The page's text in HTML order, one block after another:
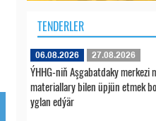
TENDERLER
06.08.2026 27.08.2026
ÝHHG-niň Aşgabatdaky merkezi
materiallary bilen üpjün etmek
yglan edýär